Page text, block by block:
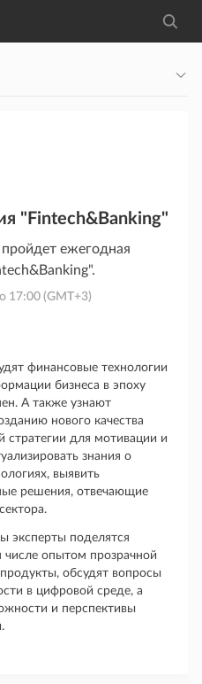
"Fintech&Banking"
ежегодная
17:00 (GMT+3)
финансовые технологии
бизнеса в эпоху
А также узнают
нового качества
стратегии для мотивации и
знания о
выявить
решения, отвечающие
эксперты поделятся
опытом прозрачной
обсудят вопросы
в цифровой среде, а
и перспективы